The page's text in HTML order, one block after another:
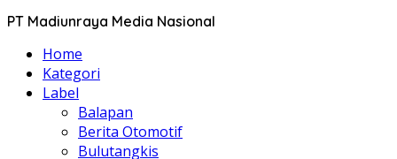
PT Madiunraya Media Nasional
Home
Kategori
Label
Balapan
Berita Otomotif
Bulutangkis